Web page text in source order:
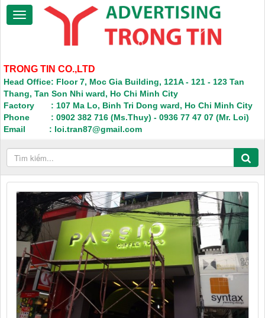
TRONG TIN CO.,LTD
Head Office: Floor 7, Moc Gia Building, 121A - 121 - 123 Tan
Thang, Tan Son Nhi ward, Ho Chi Minh City
Factory : 107 Ma Lo, Binh Tri Dong ward, Ho Chi Minh City
Phone : 0902 382 716 (Ms.Thuy) - 0936 77 47 07 (Mr. Loi)
Email : loi.tran87@gmail.com